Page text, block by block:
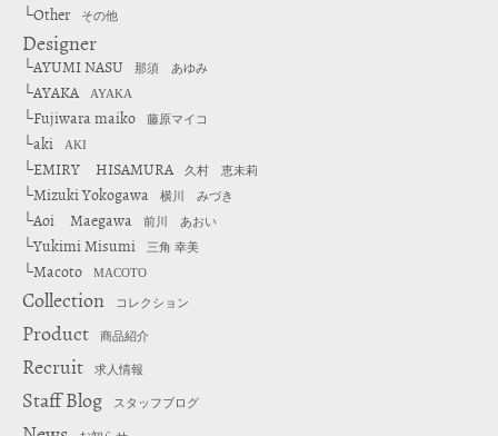
└Other その他
Designer
└AYUMI NASU 那須 あゆみ
└AYAKA AYAKA
└Fujiwara maiko 藤原マイコ
└aki AKI
└EMIRY HISAMURA 久村 恵未莉
└Mizuki Yokogawa 横川 みづき
└Aoi Maegawa 前川 あおい
└Yukimi Misumi 三角 幸美
└Macoto MACOTO
Collection コレクション
Product 商品紹介
Recruit 求人情報
Staff Blog スタッフブログ